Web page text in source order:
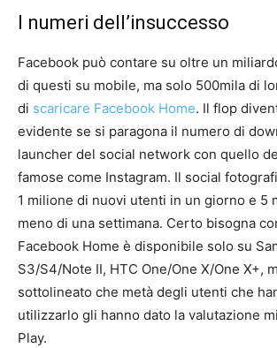
I numeri dell’insuccesso
Facebook può contare su oltre un
di questi su mobile, ma solo 500mila di
di scaricare Facebook Home. Il flop
evidente se si paragona il numero di
launcher del social network con quello
famose come Instagram. Il social
1 milione di nuovi utenti in un giorno e 5
meno di una settimana. Certo bisogna
Facebook Home è disponibile solo su
S3/S4/Note II, HTC One/One X/One X+,
sottolineato che metà degli utenti che
utilizzarlo gli hanno dato la valutazione
Play.